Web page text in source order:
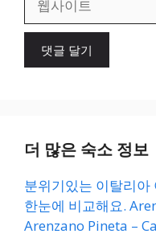
이
더 많은 숙소 정보
분위기있는 이탈리아
한눈에 비교해요.
Arenzano Pineta –